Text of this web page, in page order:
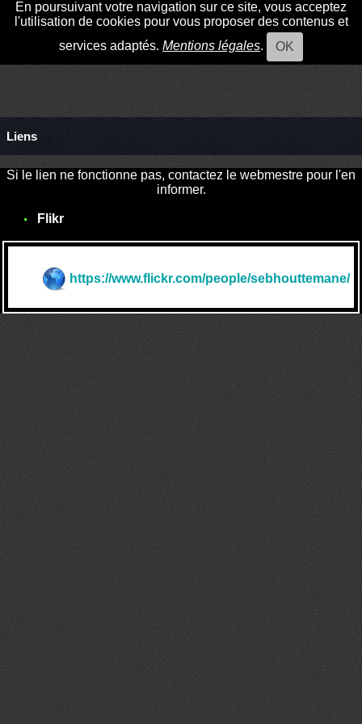
En poursuivant votre navigation sur ce site, vous acceptez
l'utilisation de cookies pour vous proposer des contenus et
services adaptés. Mentions légales. OK
Liens
Si le lien ne fonctionne pas, contactez le webmestre pour l'en
informer.
Flikr
https://www.flickr.com/people/sebhouttemane/